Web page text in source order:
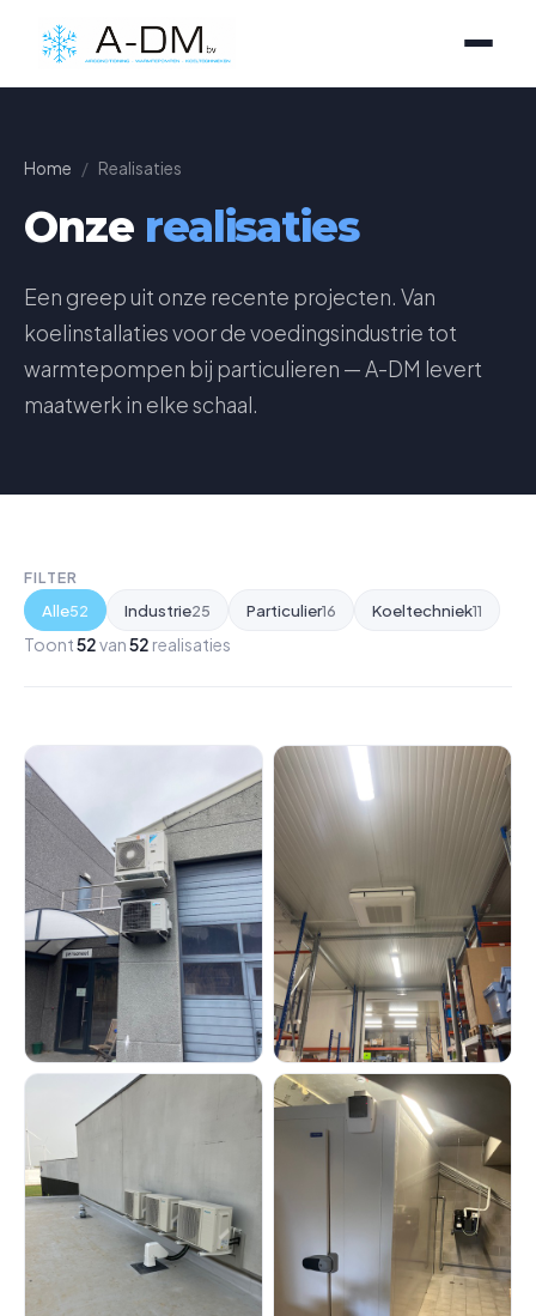
Home / Realisaties
Onze realisaties
Een greep uit onze recente projecten. Van
koelinstallaties voor de voedingsindustrie tot
warmtepompen bij particulieren — A-DM levert
maatwerk in elke schaal.
FILTER
Alle52 Industrie25 Particulier16 Koeltechniek11
Toont52van52 realisaties